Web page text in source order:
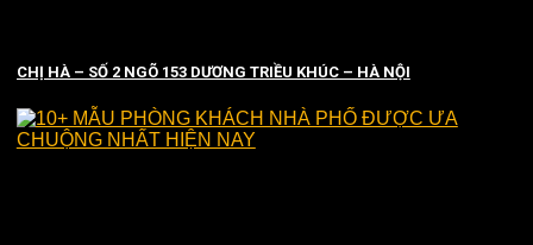
CHỊ HÀ – SỐ 2 NGÕ 153 DƯƠNG TRIỀU KHÚC – HÀ NỘI